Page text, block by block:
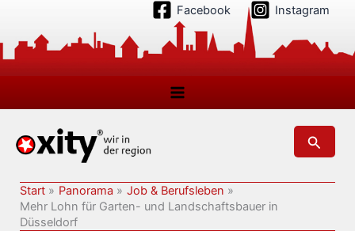
springen
Facebook Instagram
Suchen
Start Panorama
Job & Berufsleben
Mehr Lohn für Garten- und Landschaftsbauer in
Düsseldorf